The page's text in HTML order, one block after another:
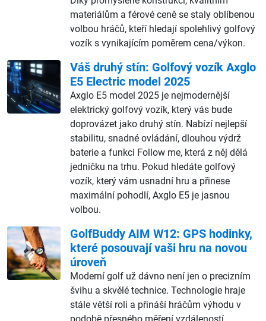
materiálům a férové ceně se staly oblíbenou
volbou hráčů, kteří hledají spolehlivý golfový
vozík s vynikajícím poměrem cena/výkon.
Váš druhý stín: Golfový vozík Axglo
E5 Electric model 2025
Axglo E5 model 2025 je nejmodernější
elektrický golfový vozík, který vás bude
doprovázet jako druhý stín. Nabízí nejlepší
stabilitu, snadné ovládání, dlouhou výdrž
baterie a funkci Follow me, která z něj dělá
jedničku na trhu. Pokud hledáte golfový
vozík, který vám usnadní hru a přinese
maximální pohodlí, Axglo E5 je jasnou
volbou.
GolfBuddy AIM W12: GPS hodinky,
které posouvají vaši hru na novou
úroveň
Moderní golf už dávno není jen o precizním
švihu a skvělé technice. Technologie hraje
stále větší roli a přináší hráčům výhodu v
podobě přesného měření vzdáleností,